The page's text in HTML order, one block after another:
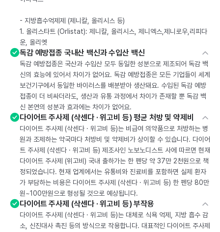
- 지방흡수억제제 (제니칼, 올리시스 등)
1. 올리스타트 (Orlistat): 제니칼, 올리시스, 제니엑스,제니로우,리피다
운, 올리엣
독감 예방접종 국내산 백신과 수입산 백신
독감 예방접종은 국산과 수입산 모두 동일한 성분으로 제조되어 독감 백
신의 효능에 있어서 차이가 없어요. 독감 예방접종은 모든 기업들이 세계
보건기구에서 동일한 바이러스를 배분받아 생산돼요. 수입된 독감 예방
접종이 더 비싸더라도, 생산과 유통 과정에서 차이가 존재할 뿐 독감 백
신 본연의 성분과 효과에는 차이가 없어요.
다이어트 주사제 (삭센다 · 위고비 등) 평균 처방 및 약제비
다이어트 주사제 (삭센다 · 위고비 등)는 비급여 의약품으로 처방하는 병
원과 조제하는 약국마다 처방비 및 약제비가 상이할 수 있습니다. 다이어
트 주사제 (삭센다 · 위고비 등) 제조사인 노보노디스트 사에 따르면 현재
다이어트 주사제 (위고비) 국내 출하가는 한 펜당 약 37만 2천원으로 책
정되었습니다. 현재 업계에서는 유통비와 진료비를 포함하면 실제 환자
가 부담하는 비용은 다이어트 주사제 (삭센다 · 위고비 등) 한 펜당 80만
원~100만원으로 형성될 것으로 예상됩니다.
다이어트 주사제 (삭센다 · 위고비 등) 부작용
다이어트 주사제 (삭센다 · 위고비 등)는 대체로 식욕 억제, 지방 흡수 감
소, 신진대사 촉진 등의 방식으로 작용합니다. 대표적인 다이어트 주사제